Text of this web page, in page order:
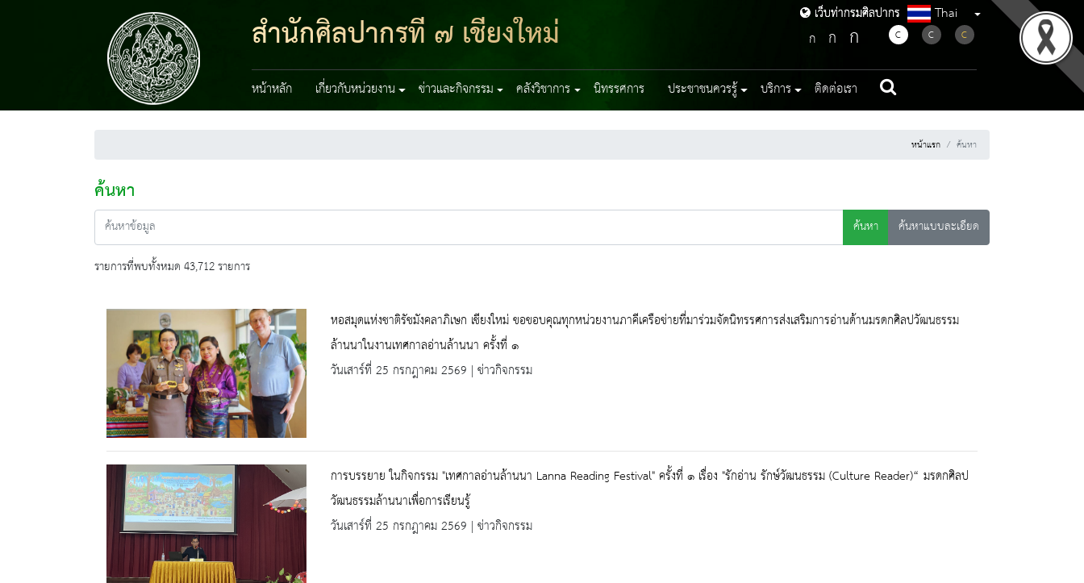
เว็บท่ากรมศิลปากร
สำนักศิลปากรที่ ๗ เชียงใหม่ เว็บท่ากรมศิลปากร Thai
ก ก ก C C C
หน้าหลัก เกี่ยวกับหน่วยงาน ข่าวและกิจกรรม คลังวิชาการ นิทรรศการ ประชาชนควรรู้ บริการ ติดต่อเรา
หน้าแรก ค้นหา
ค้นหา
ค้นหา
ค้นหาแบบละเอียด
รายการที่พบทั้งหมด 43,712 รายการ
หอสมุดแห่งชาติรัชมังคลาภิเษก เชียงใหม่ ขอขอบคุณทุกหน่วยงานภาคีเครือข่ายที่มาร่วมจัดนิทรรศการส่งเสริมการอ่านด้านมรดกศิลปวัฒนธรรม
ล้านนาในงานเทศกาลอ่านล้านนา ครั้งที่ ๑
วันเสาร์ที่ 25 กรกฎาคม 2569 | ข่าวกิจกรรม
การบรรยาย ในกิจกรรม "เทศกาลอ่านล้านนา Lanna Reading Festival" ครั้งที่ ๑ เรื่อง "รักอ่าน รักษ์วัฒนธรรม (Culture Reader)“ มรดกศิลป
วัฒนธรรมล้านนาเพื่อการเรียนรู้
วันเสาร์ที่ 25 กรกฎาคม 2569 | ข่าวกิจกรรม